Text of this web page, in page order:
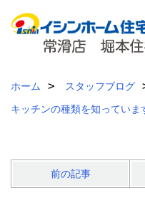
ホーム
スタッフブログ
キッチンの種類を知っていま
前の記事